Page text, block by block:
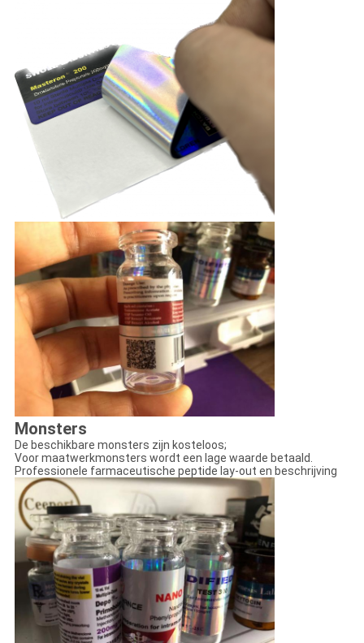
Monsters
De beschikbare monsters zijn kosteloos;
Voor maatwerkmonsters wordt een lage waarde betaald.
Professionele farmaceutische peptide lay-out en beschrijving